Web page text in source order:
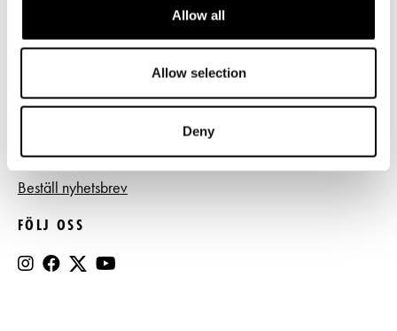
Allow all
Allow selection
Deny
Register- och dataskyddsbeskrivning
BESTÄLL NYHETSBREV
Beställ nyhetsbrev
FÖLJ OSS